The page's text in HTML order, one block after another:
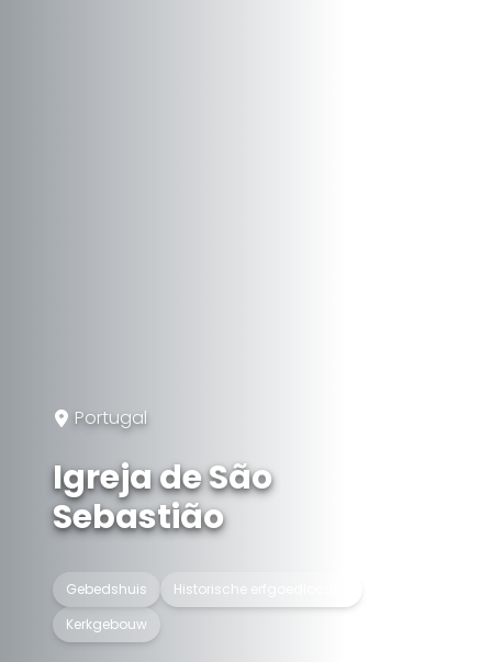
Portugal
Igreja de São
Sebastião
Gebedshuis
Historische erfgoedlocatie
Kerkgebouw